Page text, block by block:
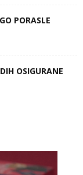
PORASLE
OSIGURANE